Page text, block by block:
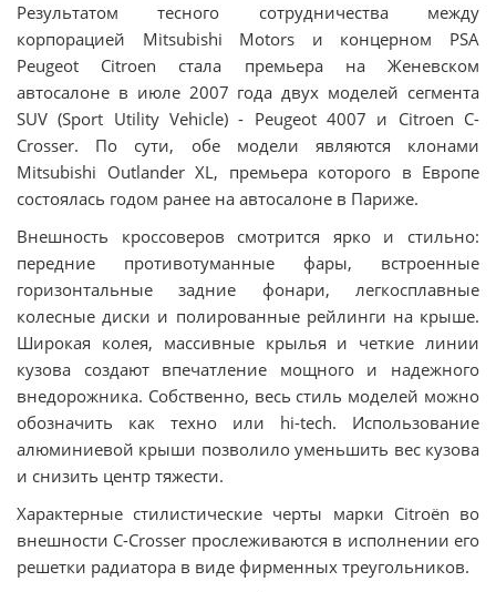
Результатом тесного сотрудничества между
корпорацией Mitsubishi Motors и концерном PSA
Peugeot Citroen стала премьера на Женевском
автосалоне в июле 2007 года двух моделей сегмента
SUV (Sport Utility Vehicle) - Peugeot 4007 и Citroen C-
Crosser. По сути, обе модели являются клонами
Mitsubishi Outlander XL, премьера которого в Европе
состоялась годом ранее на автосалоне в Париже.
Внешность кроссоверов смотрится ярко и стильно:
передние противотуманные фары, встроенные
горизонтальные задние фонари, легкосплавные
колесные диски и полированные рейлинги на крыше.
Широкая колея, массивные крылья и четкие линии
кузова создают впечатление мощного и надежного
внедорожника. Собственно, весь стиль моделей можно
обозначить как техно или hi-tech. Использование
алюминиевой крыши позволило уменьшить вес кузова
и снизить центр тяжести.
Характерные стилистические черты марки Citroën во
внешности C-Crosser прослеживаются в исполнении его
решетки радиатора в виде фирменных треугольников.